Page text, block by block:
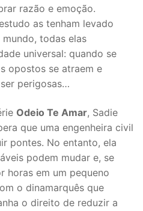
razão e emoção.
as tenham levado
todas elas
universal: quando se
opostos se atraem e
perigosas…
Odeio Te Amar, Sadie
que uma engenheira civil
pontes. No entanto, ela
podem mudar e, se
horas em um pequeno
o dinamarquês que
o direito de reduzir a